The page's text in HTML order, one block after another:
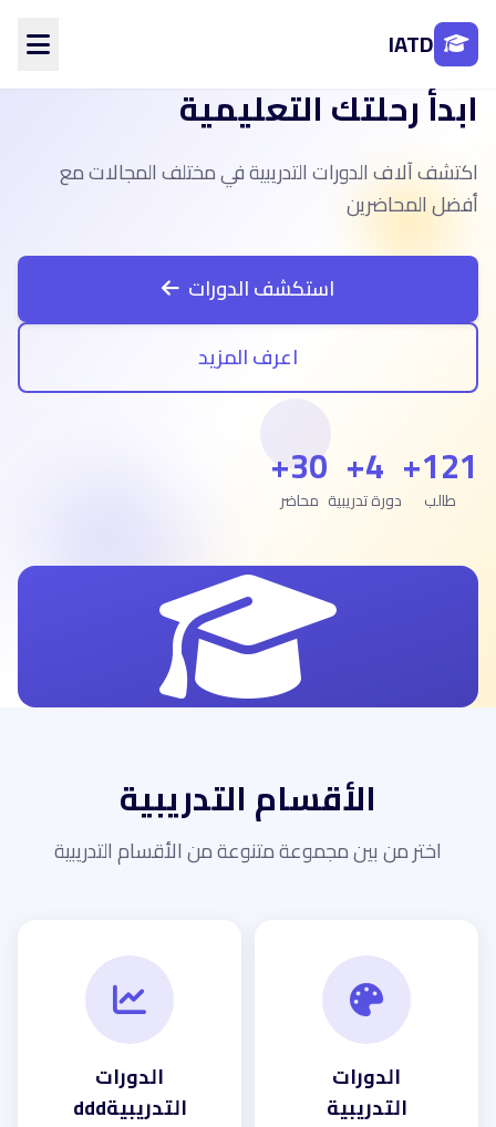
IATD
الرئيسية
الأقسام
المحاضرين
الفروع
تواصل معنا
إنشاء حساب
ابدأ رحلتك التعليمية
اكتشف آلاف الدورات التدريبية في مختلف المجالات مع
أفضل المحاضرين
استكشف الدورات
اعرف المزيد
121+
طالب
4+
دورة تدريبية
30+
محاضر
الأقسام التدريبية
اختر من بين مجموعة متنوعة من الأقسام التدريبية
الدورات
التدريبية
الدورات
التدريبيةddd